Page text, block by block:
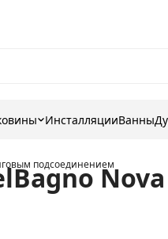
ИнсталляцииВанны
подсоединением